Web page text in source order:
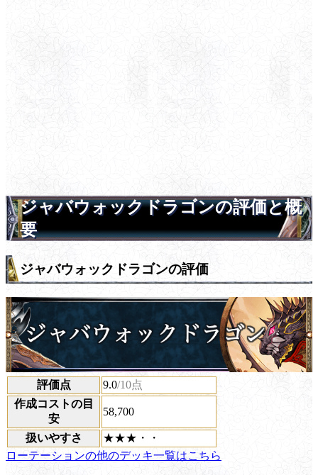
ジャバウォックドラゴンの評価と概
要
ジャバウォックドラゴンの評価
評価点 9.0/10点
作成コストの目
安
58,700
扱いやすさ
★★★・・
ローテーションの他のデッキ一覧はこちら